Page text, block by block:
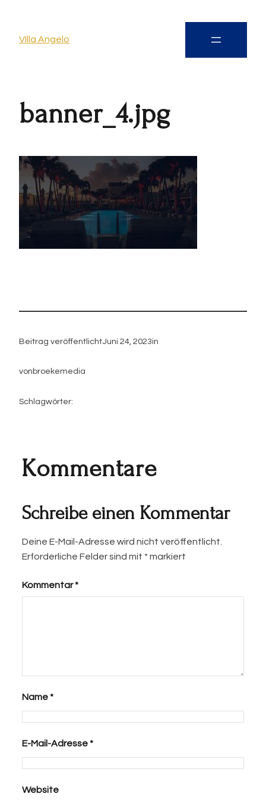
VIlla Angelo
banner_4.jpg
Beitrag veröffentlichtJuni 24, 2023in
von broekemedia
Schlagwörter:
Kommentare
Schreibe einen Kommentar
Deine E-Mail-Adresse wird nicht veröffentlicht.
Erforderliche Felder sind mit * markiert
Kommentar*
Name*
E-Mail-Adresse*
Website